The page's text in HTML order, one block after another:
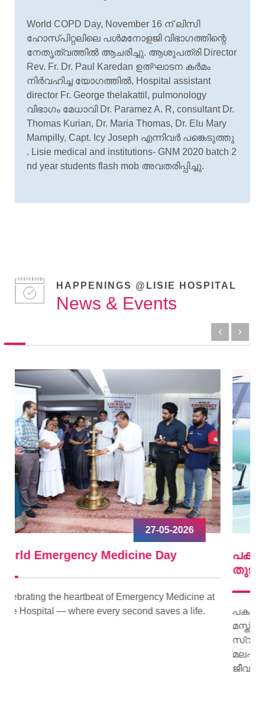
World COPD Day, November 16 ന് ലിസി
ഹോസ്പിറ്റലിലെ പള്‍മനോളജി വിഭാഗത്തിന്റെ
നേതൃത്വത്തിൽ ആചരിച്ചു. ആശുപത്രി Director
Rev. Fr. Dr. Paul Karedan ഉത്ഘാടന കർമം
നിർവഹിച്ച യോഗത്തിൽ, Hospital assistant
director Fr. George thelakattil, pulmonology
വിഭാഗം മേധാവി Dr. Paramez A. R, consultant Dr.
Thomas Kurian, Dr. Maria Thomas, Dr. Elu Mary
Mampilly, Capt. Icy Joseph എന്നിവർ പങ്കെടുത്തു
. Lisie medical and institutions- GNM 2020 batch 2
nd year students flash mob അവതരിപ്പിച്ചു.
HAPPENINGS @LISIE HOSPITAL
News & Events
at
09-04-2026
പകുത്ത് നല്‍കിയ ഹൃദയം വീണ്ടും മിടിച്ചു
പകുത്ത് നല്‍കിയ ഹൃദയം വീണ്ടും മിടിച്ചു തുടങ്ങി.
സ്വദേശിയായ ജയി ജയകുമാറിന്റെ ഹൃദയമാണ്